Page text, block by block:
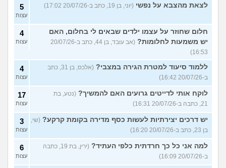
לצאת מהצבא על נפשי (יוני, בן 19, כתב ב-20/07/26 17:02) 5
עצות
חלום שחוזר על עצמו ילדים שבאים לי בחלום, האם
יש משמעות לחלומות?
(אב עובד, בן 44, כתב ב-20/07/26
16:53)
4
עצות
ללמוד סיעוד למטרת הגירה במצבי?
(אלכס, בן 31, כתב
ב-20/07/26 16:42)
4
עצות
לוקח אותי לדייטים גרועים האם להמשיך? (נטע, בת
21, כתבה ב-20/07/26 16:31)
17
עצות
יש דרכים יצירתיות לעשות כסף מדירה בקומת קרקע? (שי,
בן 23, כתב ב-20/07/26 16:20)
3
עצות
למה אני כל כך חרדתית כלפי העתיד?
(ירין, בת 19, כתבה
ב-20/07/26 16:09)
6
עצות